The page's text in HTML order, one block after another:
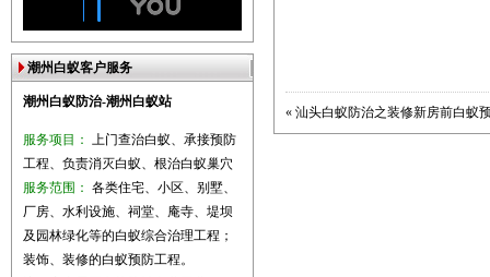
潮州白蚁客户服务
潮州白蚁防治-潮州白蚁站
服务项目： 上门查治白蚁、承接预防
工程、负责消灭白蚁、根治白蚁巢穴
服务范围： 各类住宅、小区、别墅、
厂房、水利设施、祠堂、庵寺、堤坝
及园林绿化等的白蚁综合治理工程；
装饰、装修的白蚁预防工程。
« 汕头白蚁防治之装修新房前白蚁